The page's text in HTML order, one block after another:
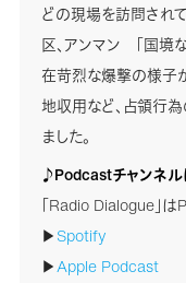
どの現場を訪問され
区、アンマン 「国境
在苛烈な爆撃の様子
地収用など、占領行
ました。
♪Podcastチャンネル
「Radio Dialogue」
▶Spotify
▶Apple Podcast